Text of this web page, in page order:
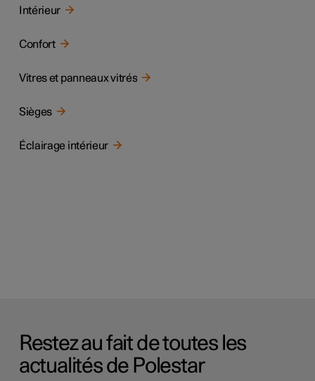
Intérieur
Confort
Vitres et panneaux vitrés
Sièges
Éclairage intérieur
Restez au fait de toutes les
actualités de Polestar